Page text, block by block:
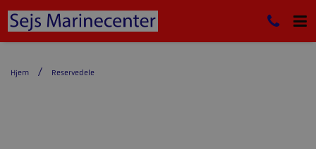
Hjem Reservedele